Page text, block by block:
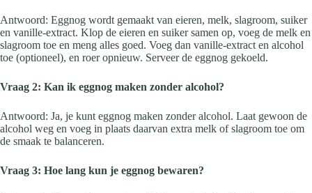
Antwoord: Eggnog wordt gemaakt van eieren, melk, slagroom, suiker
en vanille-extract. Klop de eieren en suiker samen op, voeg de melk en
slagroom toe en meng alles goed. Voeg dan vanille-extract en alcohol
toe (optioneel), en roer opnieuw. Serveer de eggnog gekoeld.
Vraag 2: Kan ik eggnog maken zonder alcohol?
Antwoord: Ja, je kunt eggnog maken zonder alcohol. Laat gewoon de
alcohol weg en voeg in plaats daarvan extra melk of slagroom toe om
de smaak te balanceren.
Vraag 3: Hoe lang kun je eggnog bewaren?